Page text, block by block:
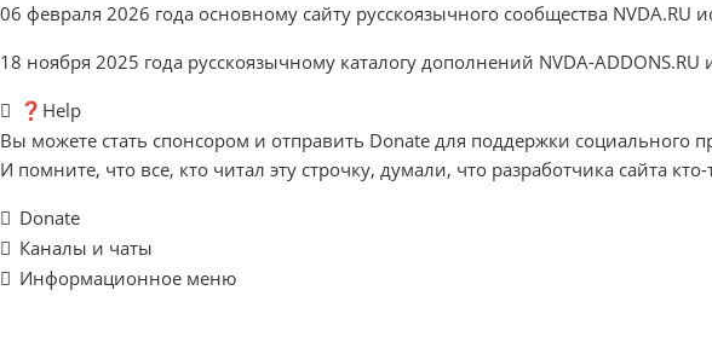
06 февраля 2026 года основному сайту русскоязычного сообщества NVDA.RU
18 ноября 2025 года русскоязычному каталогу дополнений NVDA-ADDONS.RU
❓Help
Вы можете стать спонсором и отправить Donate для поддержки социального
И помните, что все, кто читал эту строчку, думали, что разработчика сайта
Donate
Каналы и чаты
Информационное меню